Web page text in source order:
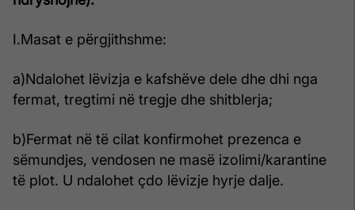
I.Masat e përgjithshme:
a)Ndalohet lëvizja e kafshëve dele dhe dhi nga
fermat, tregtimi në tregje dhe shitblerja;
b)Fermat në të cilat konfirmohet prezenca e
sëmundjes, vendosen ne masë izolimi/karantine
të plot. U ndalohet çdo lëvizje hyrje dalje.